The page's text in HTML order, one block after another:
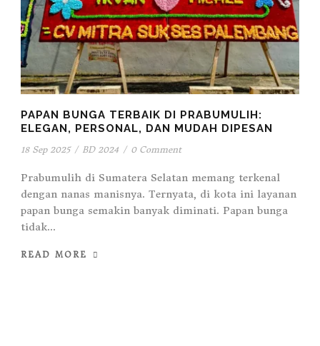
PAPAN BUNGA TERBAIK DI PRABUMULIH:
ELEGAN, PERSONAL, DAN MUDAH DIPESAN
18 Sep 2025 / BD 2024 / 0 Comment
Prabumulih di Sumatera Selatan memang terkenal
dengan nanas manisnya. Ternyata, di kota ini layanan
papan bunga semakin banyak diminati. Papan bunga
tidak...
READ MORE